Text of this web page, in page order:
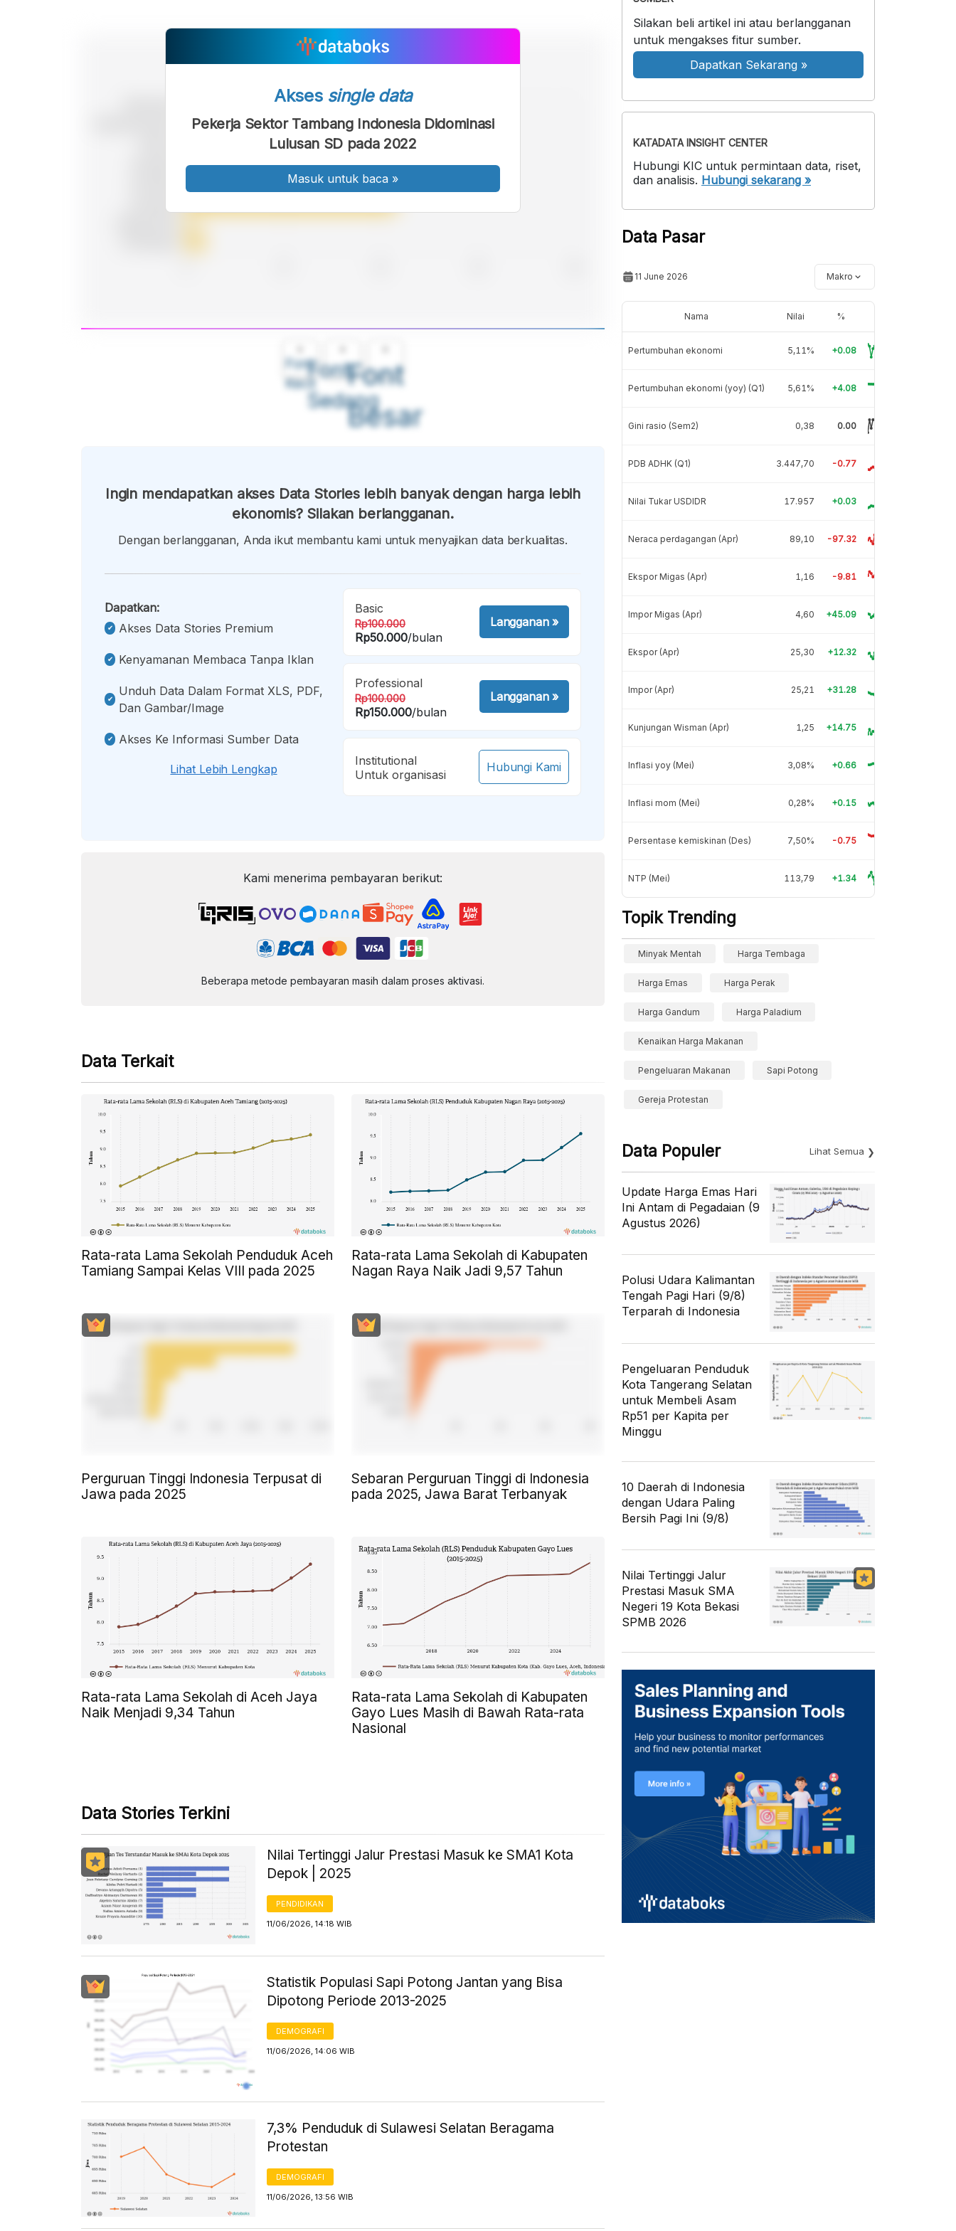
Font
Kecil
Font
Sedang
Font
Besar
Akses single data
Pekerja Sektor Tambang Indonesia Didominasi
Lulusan SD pada 2022
Masuk untuk baca »
Ingin mendapatkan akses Data Stories lebih banyak dengan harga lebih
ekonomis? Silakan berlangganan.
Dengan berlangganan, Anda ikut membantu kami untuk menyajikan data berkualitas.
Dapatkan:
Akses Data Stories Premium
Kenyamanan Membaca Tanpa Iklan
Unduh Data Dalam Format XLS, PDF,
Dan Gambar/image
Akses Ke Informasi Sumber Data
Lihat Lebih Lengkap
Basic
Rp100.000
Rp50.000/bulan
Langganan»
Professional
Rp100.000
Rp150.000/bulan
Langganan»
Institutional
Untuk organisasi
Hubungi Kami
Kami menerima pembayaran berikut:
Beberapa metode pembayaran masih dalam proses aktivasi.
Data Terkait
Rata-rata Lama Sekolah Penduduk Aceh
Tamiang Sampai Kelas VIII pada 2025
Rata-rata Lama Sekolah di Kabupaten
Nagan Raya Naik Jadi 9,57 Tahun
Perguruan Tinggi Indonesia Terpusat di
Jawa pada 2025
Sebaran Perguruan Tinggi di Indonesia
pada 2025, Jawa Barat Terbanyak
Rata-rata Lama Sekolah di Aceh Jaya
Naik Menjadi 9,34 Tahun
Rata-rata Lama Sekolah di Kabupaten
Gayo Lues Masih di Bawah Rata-rata
Nasional
Data Stories Terkini
Nilai Tertinggi Jalur Prestasi Masuk ke SMA1 Kota
Depok | 2025
PENDIDIKAN
11/06/2026, 14:18 WIB
Statistik Populasi Sapi Potong Jantan yang Bisa
Dipotong Periode 2013-2025
DEMOGRAFI
11/06/2026, 14:06 WIB
7,3% Penduduk di Sulawesi Selatan Beragama
Protestan
DEMOGRAFI
11/06/2026, 13:56 WIB
Silakan beli artikel ini atau berlangganan
untuk mengakses fitur sumber.
Dapatkan Sekarang »
KATADATA INSIGHT CENTER
Hubungi KIC untuk permintaan data, riset,
dan analisis. Hubungi sekarang »
Data Pasar
11 June 2026 Makro
Nama Nilai %
Pertumbuhan ekonomi 5,11% +0.08
Pertumbuhan ekonomi (yoy) (Q1) 5,61% +4.08
Gini rasio (Sem2) 0,38 0.00
PDB ADHK (Q1) 3.447,70 -0.77
Nilai Tukar USDIDR 17.957 +0.03
Neraca perdagangan (Apr) 89,10 -97.32
Ekspor Migas (Apr) 1,16 -9.81
Impor Migas (Apr) 4,60 +45.09
Ekspor (Apr) 25,30 +12.32
Impor (Apr) 25,21 +31.28
Kunjungan Wisman (Apr) 1,25 +14.75
Inflasi yoy (Mei) 3,08% +0.66
Inflasi mom (Mei) 0,28% +0.15
Persentase kemiskinan (Des) 7,50% -0.75
NTP (Mei) 113,79 +1.34
Topik Trending
Minyak Mentah Harga Tembaga
Harga Emas Harga Perak
Harga Gandum Harga Paladium
Kenaikan Harga Makanan
Pengeluaran Makanan Sapi Potong
Gereja Protestan
Data Populer Lihat Semua
Update Harga Emas Hari
Ini Antam di Pegadaian (9
Agustus 2026)
Polusi Udara Kalimantan
Tengah Pagi Hari (9/8)
Terparah di Indonesia
Pengeluaran Penduduk
Kota Tangerang Selatan
untuk Membeli Asam
Rp51 per Kapita per
Minggu
10 Daerah di Indonesia
dengan Udara Paling
Bersih Pagi Ini (9/8)
Nilai Tertinggi Jalur
Prestasi Masuk SMA
Negeri 19 Kota Bekasi
SPMB 2026